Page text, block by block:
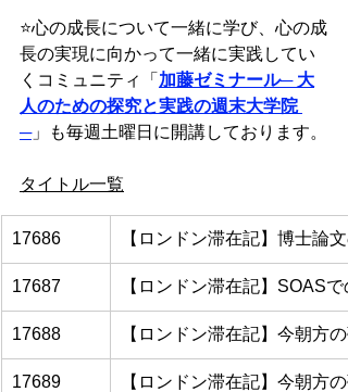
⭐️心の成長について一緒に学び、心の成
長の実現に向かって一緒に実践してい
くコミュニティ「 加藤ゼミナール─ 大
人のための探究と実践の週末大学院
─」も毎週土曜日に開講しております。
タイトル一覧
17686 【ロンドン滞在記】博士論文
17687 【ロンドン滞在記】SOAS
17688 【ロンドン滞在記】今朝方の
17689 【ロンドン滞在記】今朝方